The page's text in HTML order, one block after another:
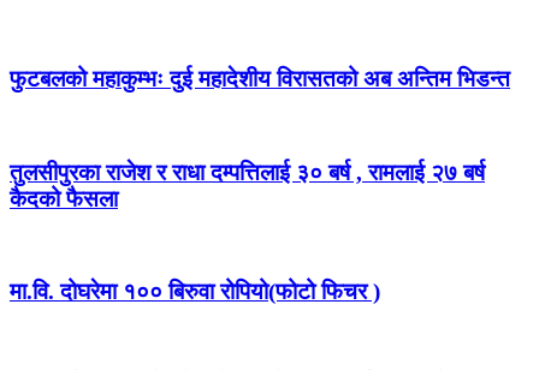
फुटबलको महाकुम्भः दुई महादेशीय विरासतको अब अन्तिम भिडन्त
तुलसीपुरका राजेश र राधा दम्पत्तिलाई ३० बर्ष , रामलाई २७ बर्ष
कैदको फैसला
मा.वि. दोघरेमा १०० बिरुवा रोपियो(फोटो फिचर )